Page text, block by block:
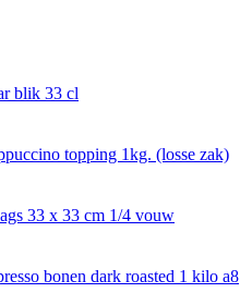
blik 33 cl
topping 1kg. (losse zak)
33 x 33 cm 1/4 vouw
bonen dark roasted 1 kilo a8